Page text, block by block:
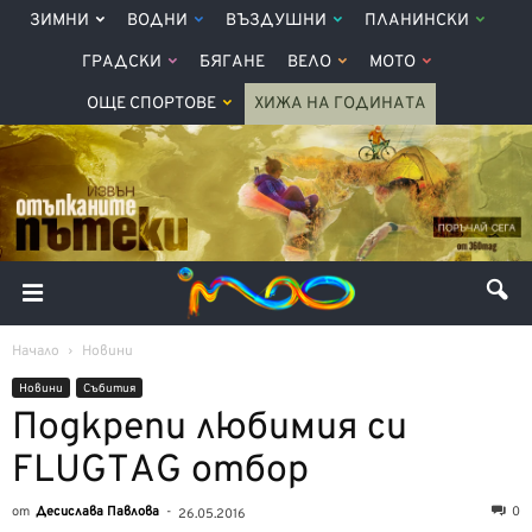
ЗИМНИ ВОДНИ ВЪЗДУШНИ ПЛАНИНСКИ
ГРАДСКИ БЯГАНЕ ВЕЛО МОТО
ОЩЕ СПОРТОВЕ ХИЖА НА ГОДИНАТА
Начало Новини
Новини Събития
Подкрепи любимия си
FLUGTAG отбор
от Десислава Павлова - 26.05.2016 0